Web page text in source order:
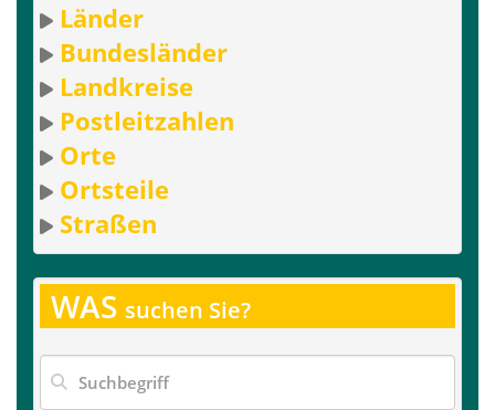
Länder
Bundesländer
Landkreise
Postleitzahlen
Orte
Ortsteile
Straßen
WAS suchen Sie?